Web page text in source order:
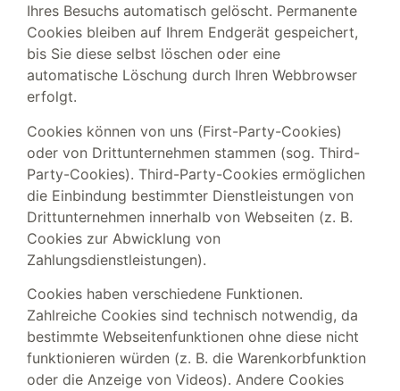
Ihres Besuchs automatisch gelöscht. Permanente
Cookies bleiben auf Ihrem Endgerät gespeichert,
bis Sie diese selbst löschen oder eine
automatische Löschung durch Ihren Webbrowser
erfolgt.
Cookies können von uns (First-Party-Cookies)
oder von Drittunternehmen stammen (sog. Third-
Party-Cookies). Third-Party-Cookies ermöglichen
die Einbindung bestimmter Dienstleistungen von
Drittunternehmen innerhalb von Webseiten (z. B.
Cookies zur Abwicklung von
Zahlungsdienstleistungen).
Cookies haben verschiedene Funktionen.
Zahlreiche Cookies sind technisch notwendig, da
bestimmte Webseitenfunktionen ohne diese nicht
funktionieren würden (z. B. die Warenkorbfunktion
oder die Anzeige von Videos). Andere Cookies